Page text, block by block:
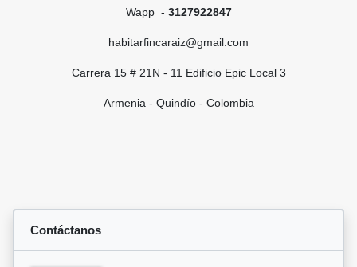
Wapp - 3127922847
habitarfincaraiz@gmail.com
Carrera 15 # 21N - 11 Edificio Epic Local 3
Armenia - Quindío - Colombia
Contáctanos